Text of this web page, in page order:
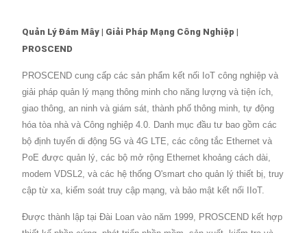
Quản Lý Đám Mây | Giải Pháp Mạng Công Nghiệp |
PROSCEND
PROSCEND cung cấp các sản phẩm kết nối IoT công nghiệp và
giải pháp quản lý mạng thông minh cho năng lượng và tiện ích,
giao thông, an ninh và giám sát, thành phố thông minh, tự động
hóa tòa nhà và Công nghiệp 4.0. Danh mục đầu tư bao gồm các
bộ định tuyến di động 5G và 4G LTE, các công tắc Ethernet và
PoE được quản lý, các bộ mở rộng Ethernet khoảng cách dài,
modem VDSL2, và các hệ thống O'smart cho quản lý thiết bị, truy
cập từ xa, kiểm soát truy cập mạng, và bảo mật kết nối IIoT.
Được thành lập tại Đài Loan vào năm 1999, PROSCEND kết hợp